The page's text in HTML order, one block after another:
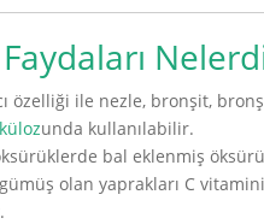
özelliği ile nezle, bronşit,
unda kullanılabilir.
bal eklenmiş
gümüş olan yaprakları C